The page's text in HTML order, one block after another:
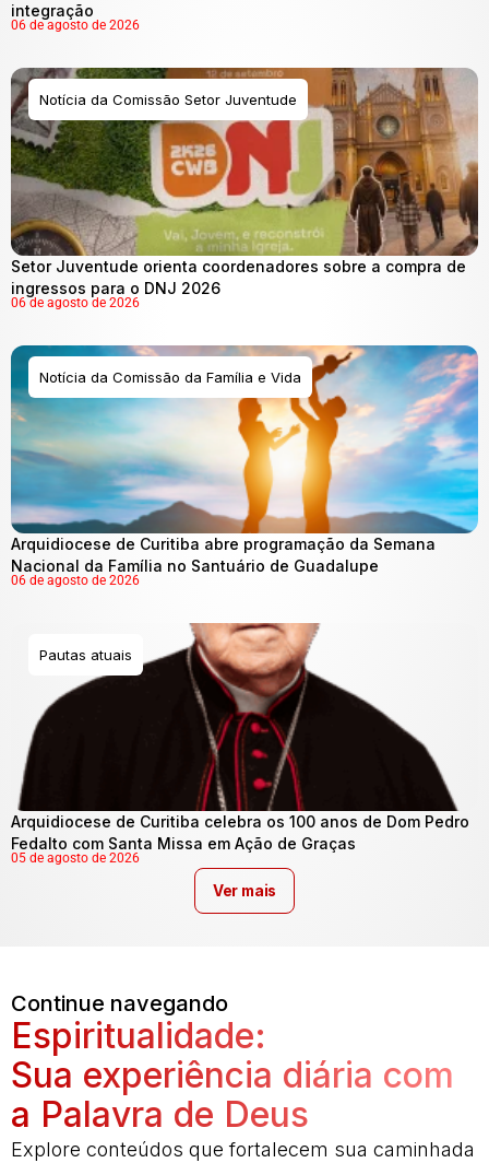
integração
06 de agosto de 2026
Notícia da Comissão Setor Juventude
Setor Juventude orienta coordenadores sobre a compra de
ingressos para o DNJ 2026
06 de agosto de 2026
Notícia da Comissão da Família e Vida
Arquidiocese de Curitiba abre programação da Semana
Nacional da Família no Santuário de Guadalupe
06 de agosto de 2026
Pautas atuais
Arquidiocese de Curitiba celebra os 100 anos de Dom Pedro
Fedalto com Santa Missa em Ação de Graças
05 de agosto de 2026
Ver mais
Continue navegando
Espiritualidade:
Sua experiência diária com
a Palavra de Deus
Explore conteúdos que fortalecem sua caminhada